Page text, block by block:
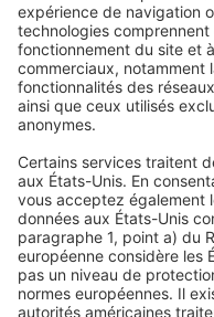
VICTORIA M
Store enrouleur
160 cm, blanc
Triple revêtement
Fixation par serrage et
de fenêtre de 15 à 25